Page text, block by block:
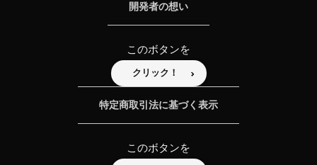
開発者の想い
このボタンを
クリック！
特定商取引法に基づく表示
このボタンを